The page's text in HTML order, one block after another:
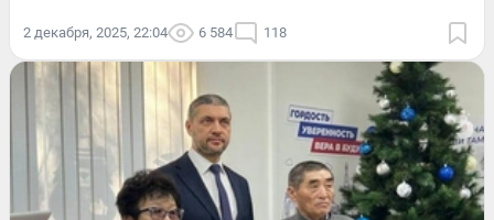
2 декабря, 2025, 22:04 6 584 118